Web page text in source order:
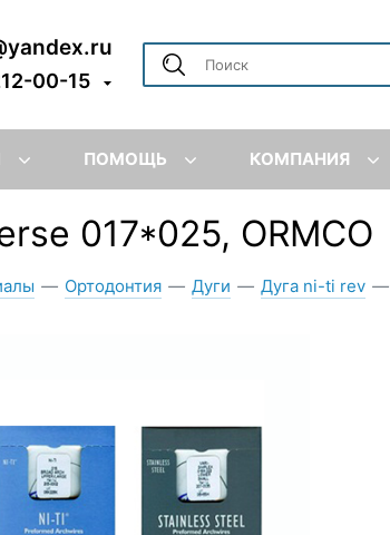
00-15
ПОМОЩЬ КОМПАНИЯ
017*025, ORMCO
— Ортодонтия — Дуги — Дуга ni-ti rev —